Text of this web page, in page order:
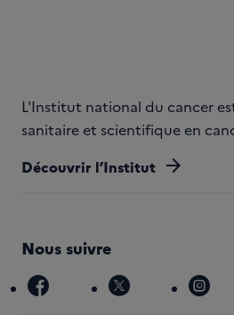
L'Institut national du cancer
sanitaire et scientifique en
Découvrir l’Institut arrow_forward
Nous suivre
facebook x